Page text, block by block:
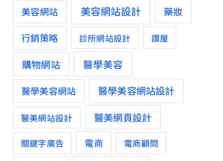
美容網站 美容網站設計 藥妝
行銷策略 診所網站設計 讚屋
購物網站 醫學美容
醫學美容網站 醫學美容網站設計
醫美網站設計 醫美網頁設計
關鍵字廣告 電商 電商顧問